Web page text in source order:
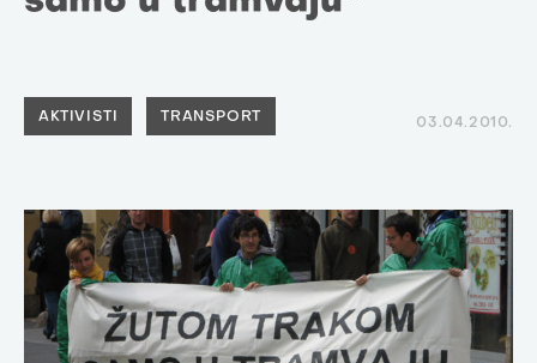
AKTIVISTI TRANSPORT 03.04.2010.